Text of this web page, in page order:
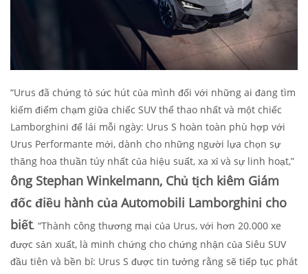
“Urus đã chứng tỏ sức hút của mình đối với những ai đang tìm
kiếm điểm chạm giữa chiếc SUV thể thao nhất và một chiếc
Lamborghini để lái mỗi ngày: Urus S hoàn toàn phù hợp với
Urus Performante mới, dành cho những người lựa chọn sự
thăng hoa thuần túy nhất của hiệu suất, xa xỉ và sự linh hoạt,”
ông Stephan Winkelmann, Chủ tịch kiêm Giám
đốc điều hành của Automobili Lamborghini cho
biết. “Thành công thương mại của Urus, với hơn 20.000 xe
được sản xuất, là minh chứng cho chứng nhận của Siêu SUV
đầu tiên và bền bỉ: Urus S được tin tưởng rằng sẽ tiếp tục phát